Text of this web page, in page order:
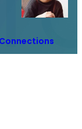
Connections